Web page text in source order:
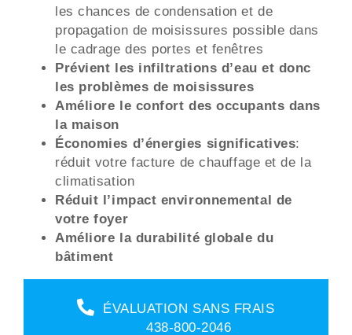
les chances de condensation et de
propagation de moisissures possible dans
le cadrage des portes et fenêtres
Prévient les infiltrations d’eau et donc
les problèmes de moisissures
Améliore le confort des occupants dans
la maison
Économies d’énergies significatives:
réduit votre facture de chauffage et de la
climatisation
Réduit l’impact environnemental de
votre foyer
Améliore la durabilité globale du
bâtiment
ÉVALUATION SANS FRAIS
438-800-2046